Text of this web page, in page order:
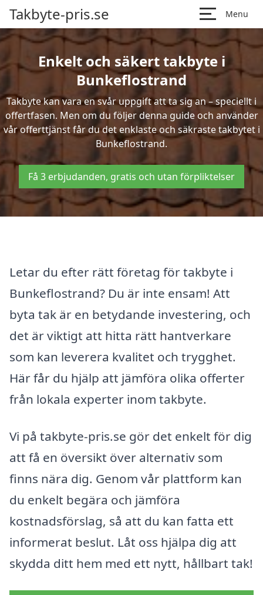
Takbyte-pris.se Menu
Enkelt och säkert takbyte i
Bunkeflostrand
Takbyte kan vara en svår uppgift att ta sig an – speciellt i
offertfasen. Men om du följer denna guide och använder
vår offerttjänst får du det enklaste och säkraste takbytet i
Bunkeflostrand.
Få 3 erbjudanden, gratis och utan förpliktelser
Letar du efter rätt företag för takbyte i
Bunkeflostrand? Du är inte ensam! Att
byta tak är en betydande investering, och
det är viktigt att hitta rätt hantverkare
som kan leverera kvalitet och trygghet.
Här får du hjälp att jämföra olika offerter
från lokala experter inom takbyte.
Vi på takbyte-pris.se gör det enkelt för dig
att få en översikt över alternativ som
finns nära dig. Genom vår plattform kan
du enkelt begära och jämföra
kostnadsförslag, så att du kan fatta ett
informerat beslut. Låt oss hjälpa dig att
skydda ditt hem med ett nytt, hållbart tak!